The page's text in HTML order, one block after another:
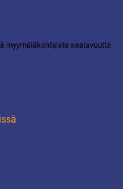
myymäläkohtaista saatavuutta